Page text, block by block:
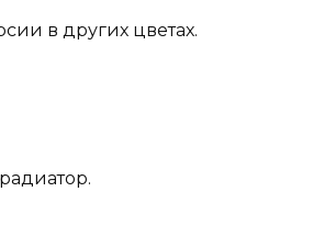
в других цветах.